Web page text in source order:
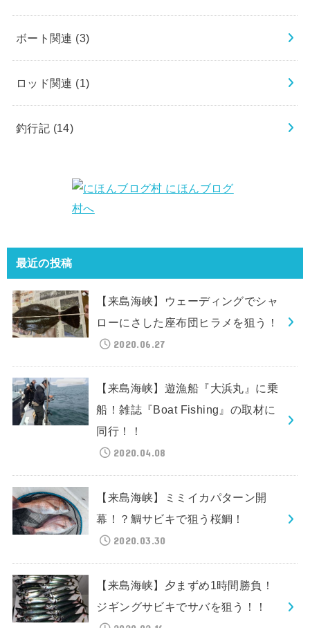
ボート関連 (3)
ロッド関連 (1)
釣行記 (14)
最近の投稿
【来島海峡】ウェーディングでシャ
ローにさした座布団ヒラメを狙う！
2020.06.27
【来島海峡】遊漁船『大浜丸』に乗
船！雑誌『Boat Fishing』の取材に
同行！！
2020.04.08
【来島海峡】ミミイカパターン開
幕！？鯛サビキで狙う桜鯛！
2020.03.30
【来島海峡】夕まずめ1時間勝負！
ジギングサビキでサバを狙う！！